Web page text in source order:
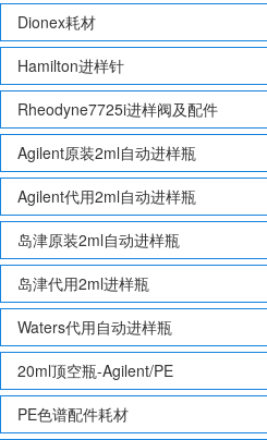
Dionex耗材
Hamilton进样针
Rheodyne7725i进样阀及配件
Agilent原装2ml自动进样瓶
Agilent代用2ml自动进样瓶
岛津原装2ml自动进样瓶
岛津代用2ml进样瓶
Waters代用自动进样瓶
20ml顶空瓶-Agilent/PE
PE色谱配件耗材